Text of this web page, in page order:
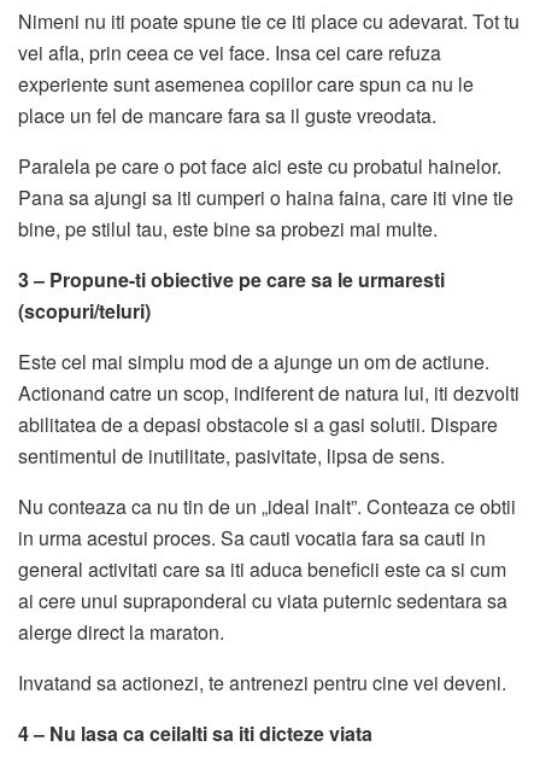
Nimeni nu iti poate spune tie ce iti place cu adevarat. Tot tu
vei afla, prin ceea ce vei face. Insa cei care refuza
experiente sunt asemenea copiilor care spun ca nu le
place un fel de mancare fara sa il guste vreodata.
Paralela pe care o pot face aici este cu probatul hainelor.
Pana sa ajungi sa iti cumperi o haina faina, care iti vine tie
bine, pe stilul tau, este bine sa probezi mai multe.
3 – Propune-ti obiective pe care sa le urmaresti
(scopuri/teluri)
Este cel mai simplu mod de a ajunge un om de actiune.
Actionand catre un scop, indiferent de natura lui, iti dezvolti
abilitatea de a depasi obstacole si a gasi solutii. Dispare
sentimentul de inutilitate, pasivitate, lipsa de sens.
Nu conteaza ca nu tin de un „ideal inalt”. Conteaza ce obtii
in urma acestui proces. Sa cauti vocatia fara sa cauti in
general activitati care sa iti aduca beneficii este ca si cum
ai cere unui supraponderal cu viata puternic sedentara sa
alerge direct la maraton.
Invatand sa actionezi, te antrenezi pentru cine vei deveni.
4 – Nu lasa ca ceilalti sa iti dicteze viata